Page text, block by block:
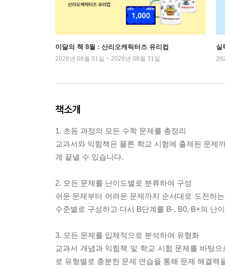
이달의 책 8월 : 산리오캐릭터즈 유리컵
2026년 08월 01일 ~ 2026년 08월 31일
실
책소개
1. 초등 과정의 모든 수학 문제를 총정리
교과서와 익힘책은 물론 학교 시험에 출제된 문제
게 끝낼 수 있습니다.
2. 모든 문제를 난이도별로 분류하여 구성
쉬운 문제부터 어려운 문제까지 순서대로 도전하
수준별로 구성하고 다시 B단계를 B-, B0, B+의 난
3. 모든 문제를 입체적으로 분석하여 유형화
교과서 개념과 익힘책 및 학교 시험 문제를 바탕
로 유형별로 충분한 문제 연습을 통해 문제 해결력